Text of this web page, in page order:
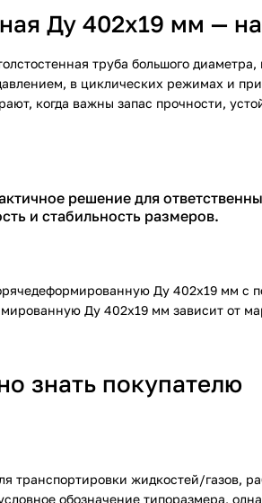
Ду 402х19 мм —
труба большого
в циклических режимах и
когда важны запас прочности,
решение для
и стабильность размеров.
Ду 402х19 мм с
Ду 402х19 мм зависит от
знать покупателю
жидкостей/газов,
обозначение типоразмера,